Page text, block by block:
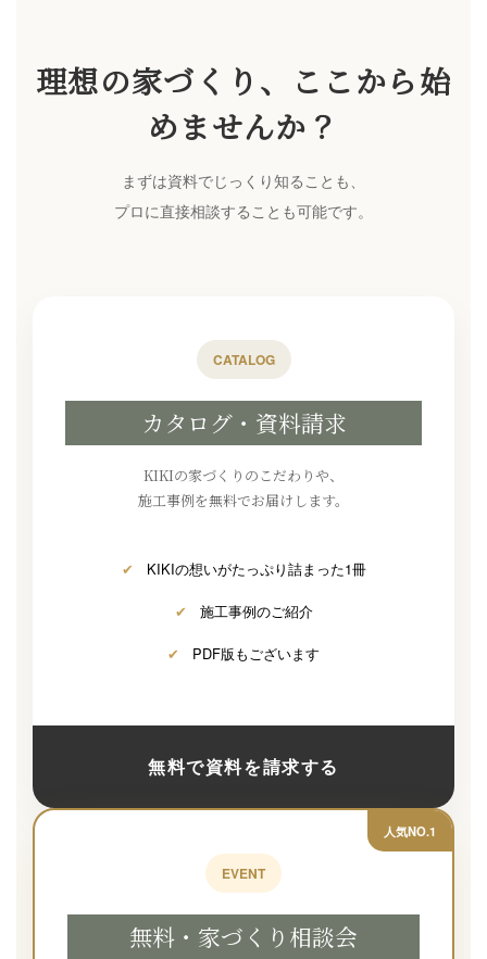
理想の家づくり、ここから始
めませんか？
まずは資料でじっくり知ることも、
プロに直接相談することも可能です。
CATALOG
カタログ・資料請求
KIKIの家づくりのこだわりや、
施工事例を無料でお届けします。
✔ KIKIの想いがたっぷり詰まった1冊
✔ 施工事例のご紹介
✔ PDF版もございます
無料で資料を請求する
人気NO.1
EVENT
無料・家づくり相談会